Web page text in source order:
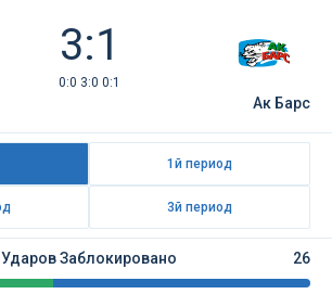
3:1
0:0 3:0 0:1
Ак Барс
1й период
3й период
Ударов Заблокировано 26